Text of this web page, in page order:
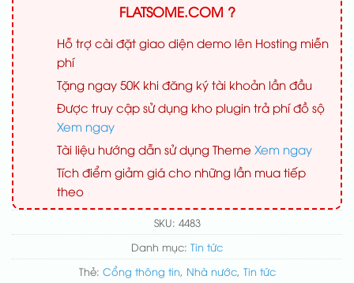
FLATSOME.COM ?
Hỗ trợ cài đặt giao diện demo lên Hosting miễn
phí
Tặng ngay 50K khi đăng ký tài khoản lần đầu
Được truy cập sử dụng kho plugin trả phí đồ sộ
Xem ngay
Tài liệu hướng dẫn sử dụng Theme Xem ngay
Tích điểm giảm giá cho những lần mua tiếp
theo
SKU: 4483
Danh mục: Tin tức
Thẻ: Cổng thông tin Nhà nước, Tin tức